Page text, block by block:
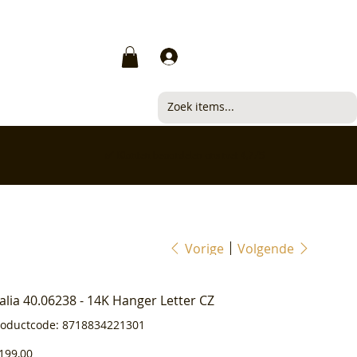
Vorige Volgende
40.06238 - 14K Hanger Letter CZ
Productcode
8718834221301
8718834221301